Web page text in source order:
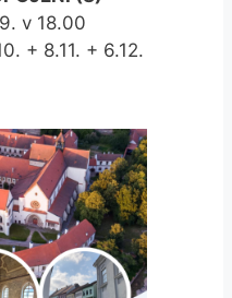
v 18.00
+ 8.11. + 6.12.